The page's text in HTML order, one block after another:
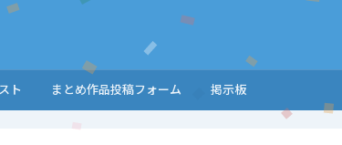
ト まとめ作品投稿フォーム 掲示板